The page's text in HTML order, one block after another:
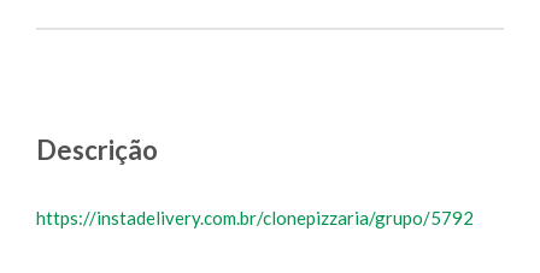
Descrição
https://instadelivery.com.br/clonepizzaria/grupo/5792